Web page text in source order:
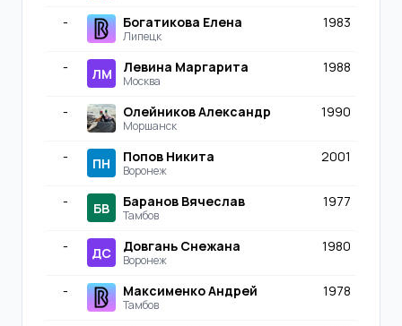
- Богатикова Елена
Липецк
1983
- ЛМ Левина Маргарита
Москва
1988
- Олейников Александр
Моршанск
1990
- ПН Попов Никита
Воронеж
2001
- БВ Баранов Вячеслав
Тамбов
1977
- ДС Довгань Снежана
Воронеж
1980
- Максименко Андрей
Тамбов
1978